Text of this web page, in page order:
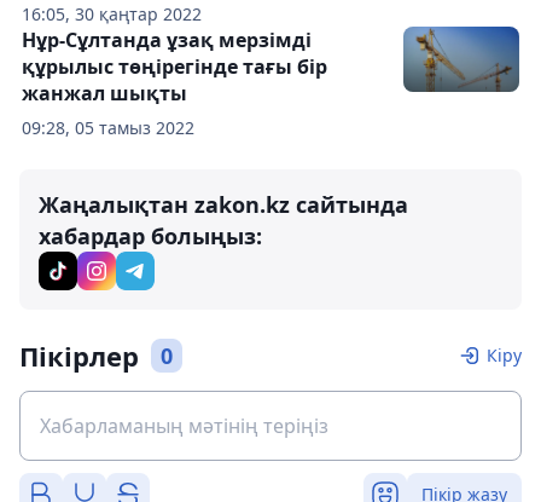
16:05, 30 қаңтар 2022
09:28, 05 тамыз 2022
Нұр-Сұлтанда ұзақ мерзімді
құрылыс төңірегінде тағы бір
жанжал шықты
Жаңалықтан zakon.kz сайтында
хабардар болыңыз:
Пікірлер 0 Кіру
Пікір жазу